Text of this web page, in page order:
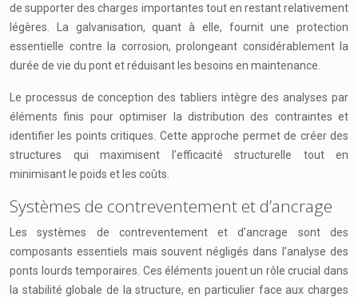
de supporter des charges importantes tout en restant relativement
légères. La galvanisation, quant à elle, fournit une protection
essentielle contre la corrosion, prolongeant considérablement la
durée de vie du pont et réduisant les besoins en maintenance.
Le processus de conception des tabliers intègre des analyses par
éléments finis pour optimiser la distribution des contraintes et
identifier les points critiques. Cette approche permet de créer des
structures qui maximisent l’efficacité structurelle tout en
minimisant le poids et les coûts.
Systèmes de contreventement et d’ancrage
Les systèmes de contreventement et d’ancrage sont des
composants essentiels mais souvent négligés dans l’analyse des
ponts lourds temporaires. Ces éléments jouent un rôle crucial dans
la stabilité globale de la structure, en particulier face aux charges